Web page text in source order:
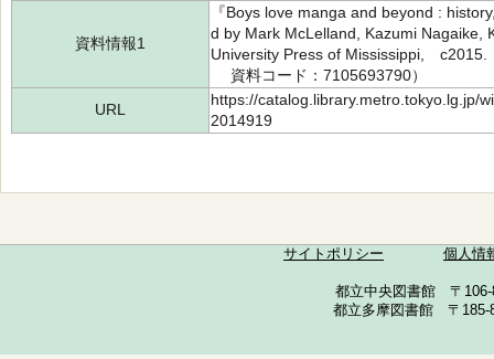
資料情報1
『Boys love manga and beyond :
d by Mark McLelland, Kazumi
University Press of Mississippi,
資料コード：7105693790）
URL
https://catalog.library.metro.tokyo.lg.jp/
2014919
サイトポリシー 個人情
都立中央図書館 〒
都立多摩図書館 〒185-